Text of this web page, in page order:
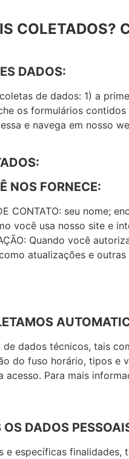
COLETADOS?
DADOS:
de dados: 1) a
os formulários
e navega em nosso
NOS FORNECE:
CONTATO: seu nome;
você usa nosso site e
Quando você
atualizações e
de dados técnicos, tais
do fuso horário, tipos e
Para mais
DADOS
específicas finalidades,